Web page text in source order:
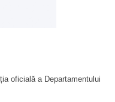
oficială a Departamentului